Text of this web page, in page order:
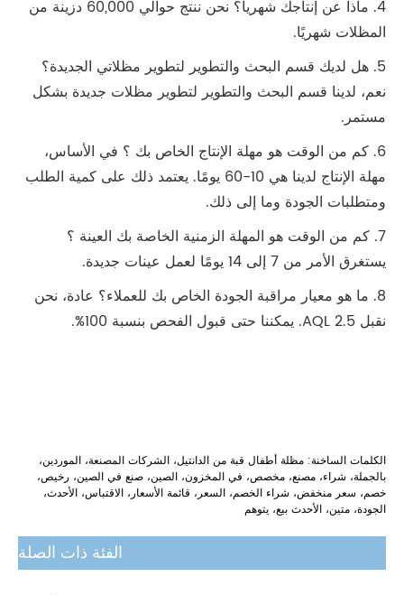
4. ماذا عن إنتاجك شهريا؟ نحن ننتج حوالي 60,000 دزينة من
المظلات شهريًا.
5. هل لديك قسم البحث والتطوير لتطوير مظلاتي الجديدة؟
نعم، لدينا قسم البحث والتطوير لتطوير مظلات جديدة بشكل
مستمر.
6. كم من الوقت هو مهلة الإنتاج الخاص بك ؟ في الأساس،
مهلة الإنتاج لدينا هي 10-60 يومًا. يعتمد ذلك على كمية الطلب
ومتطلبات الجودة وما إلى ذلك.
7. كم من الوقت هو المهلة الزمنية الخاصة بك العينة ؟
يستغرق الأمر من 7 إلى 14 يومًا لعمل عينات جديدة.
8. ما هو معيار مراقبة الجودة الخاص بك للعملاء؟ عادة، نحن
نقبل AQL 2.5. يمكننا حتى قبول الفحص بنسبة 100%.
الكلمات الساخنة: مظلة أطفال قبة من الدانتيل، الشركات المصنعة، الموردين،
بالجملة، شراء، مصنع، مخصص، في المخزون، الصين، صنع في الصين، رخيص،
خصم، سعر منخفض، شراء الخصم، السعر، قائمة الأسعار، الاقتباس، الأحدث،
الجودة، متين، الأحدث بيع، يتوهم
الفئة ذات الصلة